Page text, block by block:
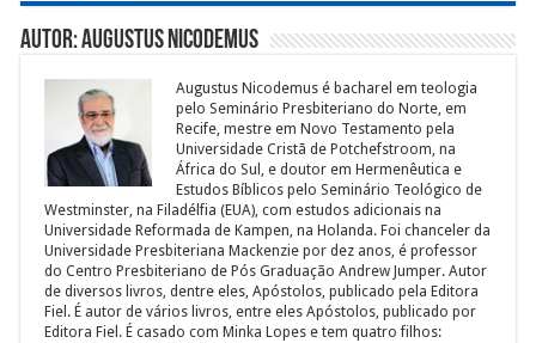
Autor: Augustus Nicodemus
Augustus Nicodemus é bacharel em teologia
pelo Seminário Presbiteriano do Norte, em
Recife, mestre em Novo Testamento pela
Universidade Cristã de Potchefstroom, na
África do Sul, e doutor em Hermenêutica e
Estudos Bíblicos pelo Seminário Teológico de
Westminster, na Filadélfia (EUA), com estudos adicionais na
Universidade Reformada de Kampen, na Holanda. Foi chanceler da
Universidade Presbiteriana Mackenzie por dez anos, é professor
do Centro Presbiteriano de Pós Graduação Andrew Jumper. Autor
de diversos livros, dentre eles, Apóstolos, publicado pela Editora
Fiel. É autor de vários livros, entre eles Apóstolos, publicado por
Editora Fiel. É casado com Minka Lopes e tem quatro filhos: